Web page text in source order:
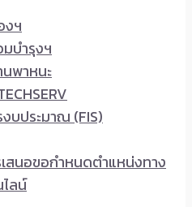
งฯ
บำรุงฯ
พาหนะ
บประมาณ (FIS)
สนอขอกำหนดตำแหน่งทาง
ลน์